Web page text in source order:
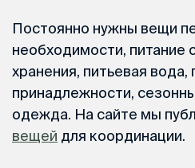
Постоянно нужны вещи
необходимости, питание
хранения, питьевая вода,
принадлежности,
одежда. На сайте мы
вещей для координации.